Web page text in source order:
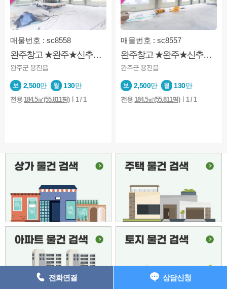
매물번호 : sc8558
완주창고 ★완주★신추창고★제조업★2종근생★마당넓음
완주군 용진읍
2,500만 130만
전용 184.5㎡(55.811평)ㅣ1 / 1
매물번호 : sc8557
완주창고 ★완주★신추창고★제조업★2종근생★마당넓음
완주군 용진읍
2,500만 130만
전용 184.5㎡(55.811평)ㅣ1 / 1
상담완료 2달 단기임대 전입신고 가능한가요? 2026-08-06
상담완료 안녕하세요 혹시 4개월 단기 계약이 가능할까요?? 2026-08-06
상담완료
상담완료 안녕하세요. 8월 8일 토요일에 집을 볼수 있을까요? 2026-08-04
상담완료 혹시 방 이미 나갔을까요? 2026-08-04
상담완료 사랑방보고 문의남깁니다 2026-08-02
상담완료
상담완료 상담요청 2026-08-02
상담완료 500에 40만원대 알아보고 있습니다 2026-08-01
상담완료 현위치 주소좀 알려주세요 2026-08-01
상담완료
상담완료
전화연결 상담신청